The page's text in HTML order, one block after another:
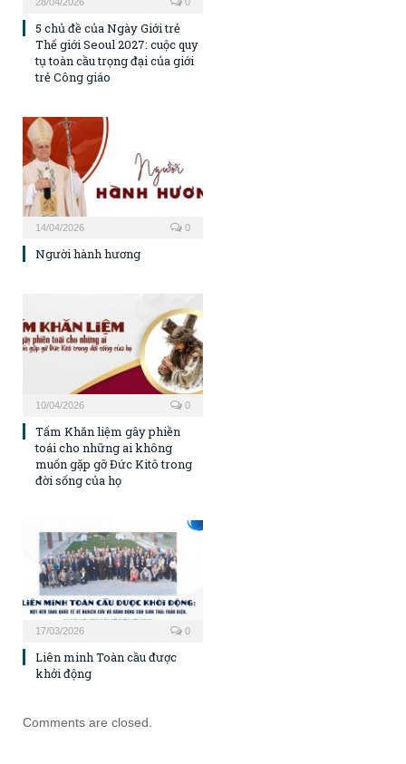
5 chủ đề của Ngày Giới trẻ
Thế giới Seoul 2027: cuộc quy
tụ toàn cầu trọng đại của giới
trẻ Công giáo
14/04/2026 0
Người hành hương
10/04/2026 0
Tấm Khăn liệm gây phiền
toái cho những ai không
muốn gặp gỡ Đức Kitô trong
đời sống của họ
17/03/2026 0
Liên minh Toàn cầu được
khởi động
Comments are closed.